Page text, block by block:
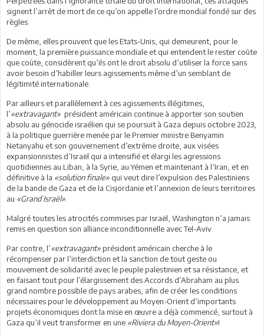
signent l’arrêt de mort de ce qu’on appelle l’ordre mondial fondé sur des
règles.
De même, elles prouvent que les Etats-Unis, qui demeurent, pour le
moment, la première puissance mondiale et qui entendent le rester coûte
que coûte, considèrent qu’ils ont le droit absolu d’utiliser la force sans
avoir besoin d’habiller leurs agissements même d’un semblant de
légitimité internationale.
Par ailleurs et parallèlement à ces agissements illégitimes,
l’«extravagant» président américain continue à apporter son soutien
absolu au génocide israélien qui se poursuit à Gaza depuis octobre 2023,
à la politique guerrière menée par le Premier ministre Benyamin
Netanyahu et son gouvernement d’extrême droite, aux visées
expansionnistes d’Israël qui a intensifié et élargi les agressions
quotidiennes au Liban, à la Syrie, au Yémen et maintenant à l’Iran, et en
définitive à la «solution finale» qui veut dire l’expulsion des Palestiniens
de la bande de Gaza et de la Cisjordanie et l’annexion de leurs territoires
au «Grand Israël»
Malgré toutes les atrocités commises par Israël, Washington n’a jamais
remis en question son alliance inconditionnelle avec Tel-Aviv.
Par contre, l’«extravagant»président américain cherche à le
récompenser par l’interdiction et la sanction de tout geste ou
mouvement de solidarité avec le peuple palestinien et sa résistance, et
en faisant tout pour l’élargissement des Accords d’Abraham au plus
grand nombre possible de pays arabes, afin de créer les conditions
nécessaires pour le développement au Moyen-Orient d’importants
projets économiques dont la mise en œuvre a déjà commencé, surtout à
Gaza qu’il veut transformer en une «Riviera du Moyen-Orient»!